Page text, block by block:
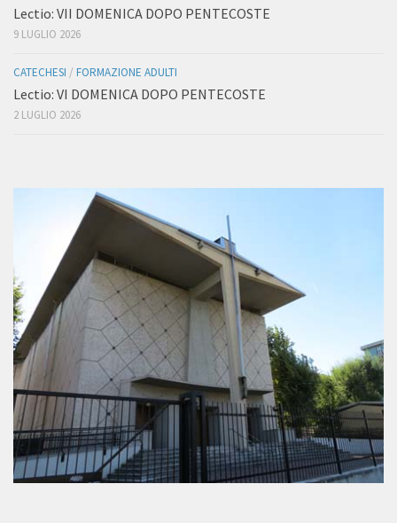
Lectio: VII DOMENICA DOPO PENTECOSTE
9 LUGLIO 2026
CATECHESI / FORMAZIONE ADULTI
Lectio: VI DOMENICA DOPO PENTECOSTE
2 LUGLIO 2026